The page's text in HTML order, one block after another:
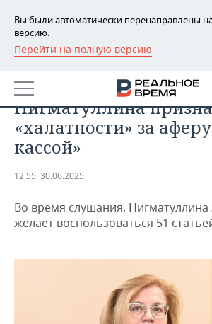
Вы были автоматически перенаправлены
версию.
Перейти на полную версию
РЕГИОНЫ
БАШКОРТОСТАН
ТАТАРСТАН
УДМУРТИЯ
НОВОСТИ
АНАЛИТИКА
НОВОСТИ АНАЛИТИКИ
ДЕКЛАРАЦИИ О ДОХОДАХ
КОРОЛИ ГОСЗАКАЗА ПФО
КОМУ ПРИНАДЛЕЖАТ
ТОРГОВЫЕ ЦЕНТРЫ
ЭКОНОМИКА
НОВОСТИ ЭКОНОМИКИ
ФИНАНСЫ
ПРОМЫШЛЕННОСТЬ
НОВОСТИ
ПРОМЫШЛЕННОСТИ
АГРОПРОМ
МАШИНОСТРОЕНИЕ
НЕДВИЖИМОСТЬ
НОВОСТИ БИЗНЕСА
Экс-глава ЗАГСа РТ
Нигматуллина
«халатности» за
кассой»
12:55, 30.06.2025
Во время слушания, Нигматуллина
желает воспользоваться 51